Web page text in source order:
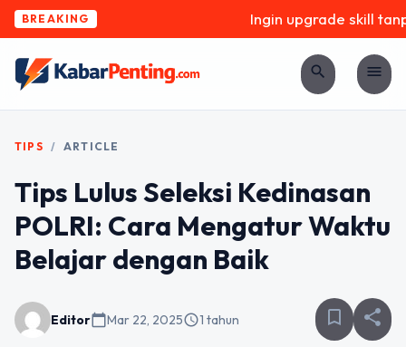
BREAKING Ingin upgrade skill
search menu
TIPS / ARTICLE
Tips Lulus Seleksi Kedinasan
POLRI: Cara Mengatur Waktu
Belajar dengan Baik
Editorcalendar_todayMar 22, 2025schedule1 tahun bookmark_border share